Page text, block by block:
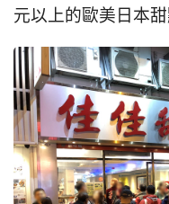
元以上的歐美日本